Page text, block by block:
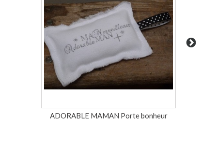
ADORABLE MAMAN Porte bonheur